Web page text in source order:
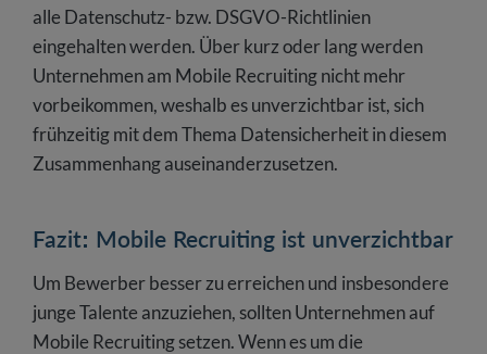
alle Datenschutz- bzw. DSGVO-Richtlinien
eingehalten werden. Über kurz oder lang werden
Unternehmen am Mobile Recruiting nicht mehr
vorbeikommen, weshalb es unverzichtbar ist, sich
frühzeitig mit dem Thema Datensicherheit in diesem
Zusammenhang auseinanderzusetzen.
Fazit: Mobile Recruiting ist unverzichtbar
Um Bewerber besser zu erreichen und insbesondere
junge Talente anzuziehen, sollten Unternehmen auf
Mobile Recruiting setzen. Wenn es um die